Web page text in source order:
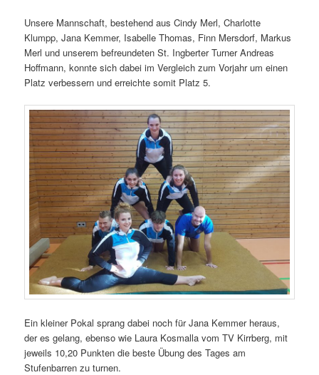
Unsere Mannschaft, bestehend aus Cindy Merl, Charlotte
Klumpp, Jana Kemmer, Isabelle Thomas, Finn Mersdorf, Markus
Merl und unserem befreundeten St. Ingberter Turner Andreas
Hoffmann, konnte sich dabei im Vergleich zum Vorjahr um einen
Platz verbessern und erreichte somit Platz 5.
Ein kleiner Pokal sprang dabei noch für Jana Kemmer heraus,
der es gelang, ebenso wie Laura Kosmalla vom TV Kirrberg, mit
jeweils 10,20 Punkten die beste Übung des Tages am
Stufenbarren zu turnen.